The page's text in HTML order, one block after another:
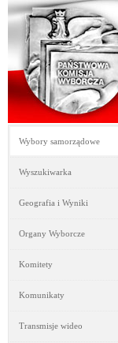
Wybory samorządowe
Wyszukiwarka
Geografia i Wyniki
Organy Wyborcze
Komitety
Komunikaty
Transmisje wideo